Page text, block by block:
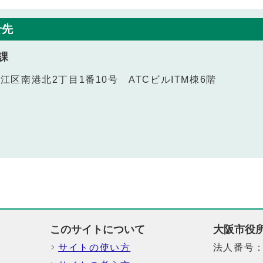
区南港北2丁目1番10号 ATCビルITM棟6階
このサイトについて
サイトの使い方
大阪市役
法人番号